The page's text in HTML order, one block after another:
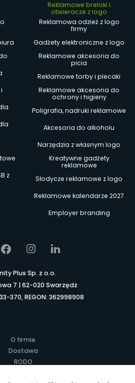
Reklamowe breloki i
otwieracze z logo
Reklamowa odzież z logo
firmy
Gadżety elektroniczne z logo
Reklamowe akcesoria do
picia
Reklamowe torby i plecaki
Reklamowe akcesoria do
ochrony i higieny
Poligrafia, nadruki reklamowe
Akcesoria do alkoholu
Narzędzia z własnym logo
Kreatywne gadżety
reklamowe
z
Słodycze reklamowe z logo
Reklamowe kalendarze 2027
Employer branding
Plus Sp. z o.o.
7 | 62-020 Swarzędz
370, REGON: 362998908
O firmie
Dostawa
RODO